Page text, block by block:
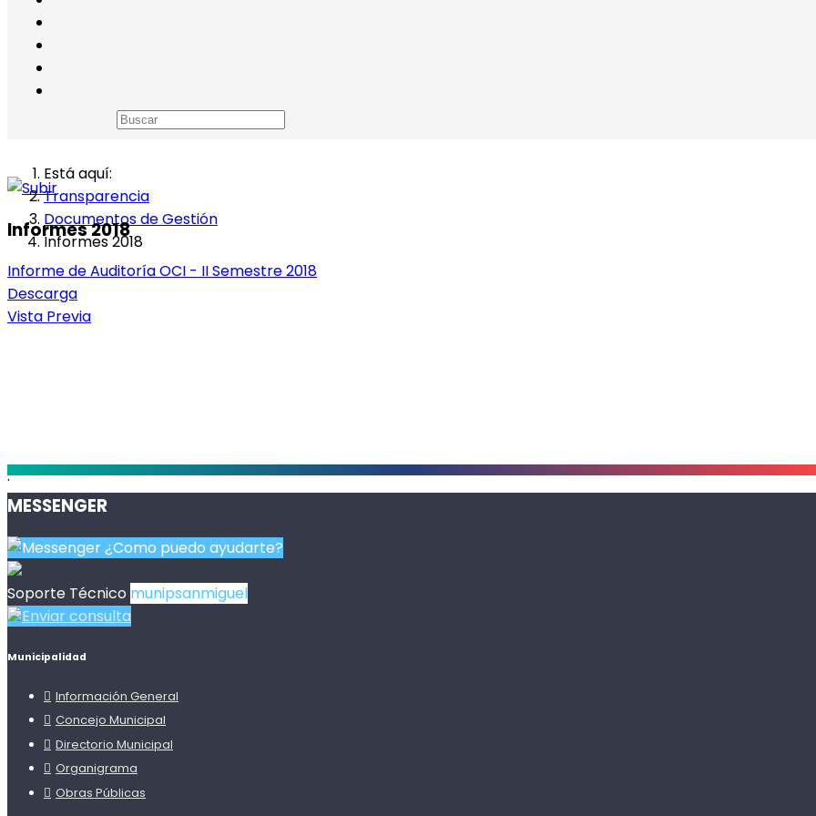
Está aquí:
Transparencia
Documentos de Gestión
Informes 2018
Informes 2018
Informe de Auditoría OCI - II Semestre 2018
Descarga
Vista Previa
.
MESSENGER
¿Como puedo ayudarte?
Soporte Técnico munipsanmiguel
Enviar consulta
Municipalidad
Información General
Concejo Municipal
Directorio Municipal
Organigrama
Obras Públicas